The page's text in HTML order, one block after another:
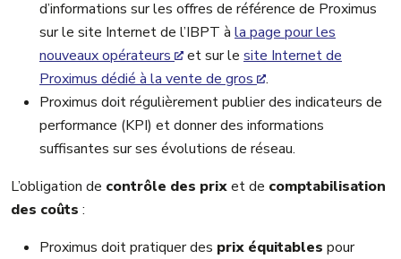
d’informations sur les offres de référence de Proximus
sur le site Internet de l’IBPT à la page pour les
nouveaux opérateurs
et sur le site Internet de
Proximus dédié à la vente de gros
.
Proximus doit régulièrement publier des indicateurs de
performance (KPI) et donner des informations
suffisantes sur ses évolutions de réseau.
L’obligation de contrôle des prixet de comptabilisation
des coûts :
Proximus doit pratiquer des prix équitables pour